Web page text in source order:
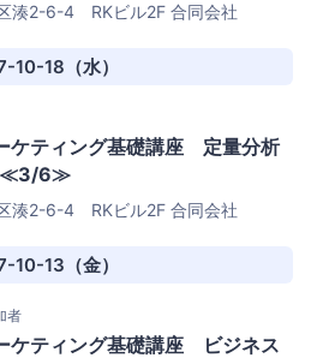
湊2-6-4 RKビル2F 合同会社
10-18（水）
ティング基礎講座 定量分析
≪3/6≫
湊2-6-4 RKビル2F 合同会社
10-13（金）
者
ティング基礎講座 ビジネス